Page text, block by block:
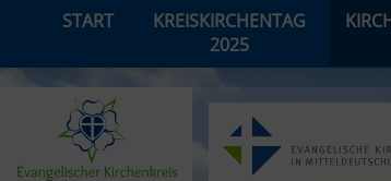
START
KREISKIRCHENTAG
2025